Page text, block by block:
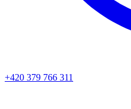
+420 379 766 311